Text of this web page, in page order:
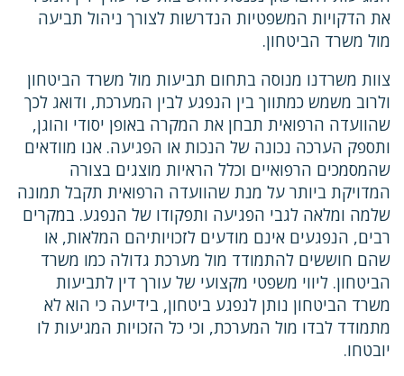
את הדקויות המשפטיות הנדרשות לצורך ניהול תביעה
מול משרד הביטחון.
צוות משרדנו מנוסה בתחום תביעות מול משרד הביטחון
ולרוב משמש כמתווך בין הנפגע לבין המערכת, ודואג לכך
שהוועדה הרפואית תבחן את המקרה באופן יסודי והוגן,
ותספק הערכה נכונה של הנכות או הפגיעה. אנו מוודאים
שהמסמכים הרפואיים וכלל הראיות מוצגים בצורה
המדויקת ביותר על מנת שהוועדה הרפואית תקבל תמונה
שלמה ומלאה לגבי הפגיעה ותפקודו של הנפגע. במקרים
רבים, הנפגעים אינם מודעים לזכויותיהם המלאות, או
שהם חוששים להתמודד מול מערכת גדולה כמו משרד
הביטחון. ליווי משפטי מקצועי של עורך דין לתביעות
משרד הביטחון נותן לנפגע ביטחון, בידיעה כי הוא לא
מתמודד לבדו מול המערכת, וכי כל הזכויות המגיעות לו
יובטחו.